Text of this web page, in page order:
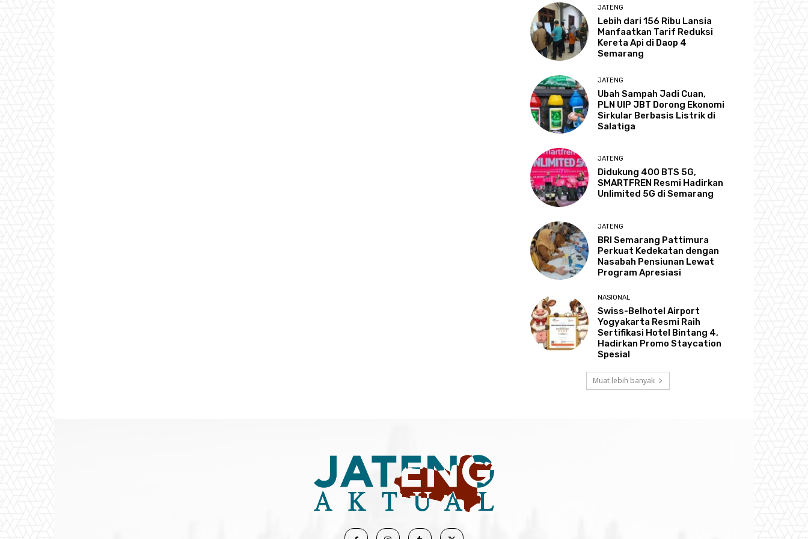
JATENG
Lebih dari 156 Ribu Lansia
Manfaatkan Tarif Reduksi
Kereta Api di Daop 4
Semarang
JATENG
Ubah Sampah Jadi Cuan,
PLN UIP JBT Dorong Ekonomi
Sirkular Berbasis Listrik di
Salatiga
JATENG
Didukung 400 BTS 5G,
SMARTFREN Resmi Hadirkan
Unlimited 5G di Semarang
JATENG
BRI Semarang Pattimura
Perkuat Kedekatan dengan
Nasabah Pensiunan Lewat
Program Apresiasi
NASIONAL
Swiss-Belhotel Airport
Yogyakarta Resmi Raih
Sertifikasi Hotel Bintang 4,
Hadirkan Promo Staycation
Spesial
Muat lebih banyak